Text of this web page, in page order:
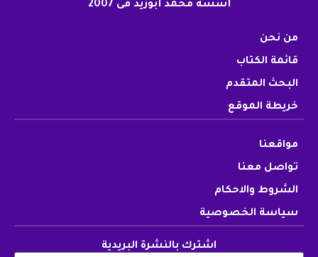
أسسه محمد أبوزيد فى 2007
من نحن
قائمة الكتاب
البحث المتقدم
خريطة الموقع
مواقعنا
تواصل معنا
الشروط والاحكام
سياسة الخصوصية
اشترك بالنشرة البريدية